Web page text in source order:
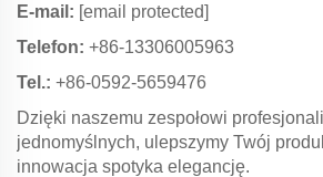
E-mail: [email protected]
Telefon: +86-13306005963
Tel.: +86-0592-5659476
Dzięki naszemu zespołowi
jednomyślnych, ulepszymy Twój
innowacja spotyka elegancję.